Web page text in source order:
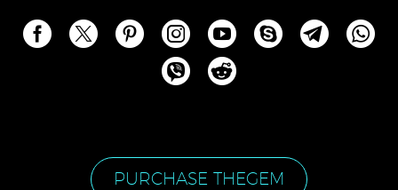
PURCHASE THEGEM